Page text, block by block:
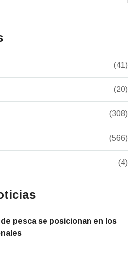
(41)
(20)
(308)
(566)
(4)
pesca se posicionan en los